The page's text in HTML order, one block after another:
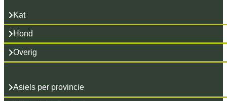
Kat
Hond
Overig
Asiels per provincie